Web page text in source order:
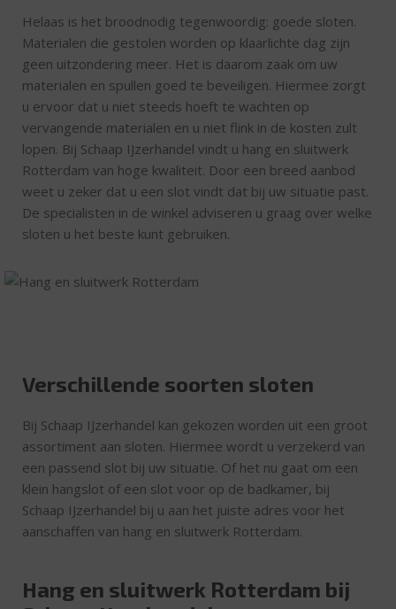
Helaas is het broodnodig tegenwoordig: goede sloten.
Materialen die gestolen worden op klaarlichte dag zijn
geen uitzondering meer. Het is daarom zaak om uw
materialen en spullen goed te beveiligen. Hiermee zorgt
u ervoor dat u niet steeds hoeft te wachten op
vervangende materialen en u niet flink in de kosten zult
lopen. Bij Schaap IJzerhandel vindt u hang en sluitwerk
Rotterdam van hoge kwaliteit. Door een breed aanbod
weet u zeker dat u een slot vindt dat bij uw situatie past.
De specialisten in de winkel adviseren u graag over welke
sloten u het beste kunt gebruiken.
Verschillende soorten sloten
Bij Schaap IJzerhandel kan gekozen worden uit een groot
assortiment aan sloten. Hiermee wordt u verzekerd van
een passend slot bij uw situatie. Of het nu gaat om een
klein hangslot of een slot voor op de badkamer, bij
Schaap IJzerhandel bij u aan het juiste adres voor het
aanschaffen van hang en sluitwerk Rotterdam.
Hang en sluitwerk Rotterdam bij